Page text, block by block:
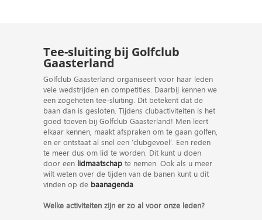
Tee-sluiting bij Golfclub
Gaasterland
Golfclub Gaasterland organiseert voor haar leden
vele wedstrijden en competities. Daarbij kennen we
een zogeheten tee-sluiting. Dit betekent dat de
baan dan is gesloten. Tijdens clubactiviteiten is het
goed toeven bij Golfclub Gaasterland! Men leert
elkaar kennen, maakt afspraken om te gaan golfen,
en er ontstaat al snel een ‘clubgevoel’. Een reden
te meer dus om lid te worden. Dit kunt u doen
door een lidmaatschapte nemen. Ook als u meer
wilt weten over de tijden van de banen kunt u dit
vinden op de baanagenda.
Welke activiteiten zijn er zo al voor onze leden?